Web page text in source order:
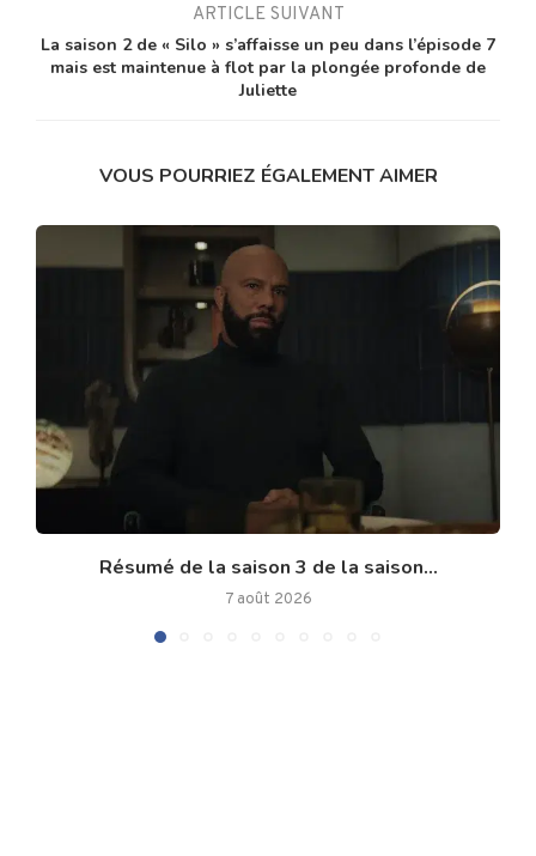
ARTICLE SUIVANT
La saison 2 de « Silo » s’affaisse un peu dans l’épisode 7
mais est maintenue à flot par la plongée profonde de
Juliette
VOUS POURRIEZ ÉGALEMENT AIMER
Résumé de la saison 3 de la saison...
7 août 2026